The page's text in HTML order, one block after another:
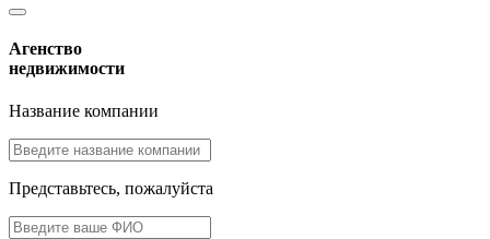
Агенство
недвижимости
Название компании
Представьтесь, пожалуйста